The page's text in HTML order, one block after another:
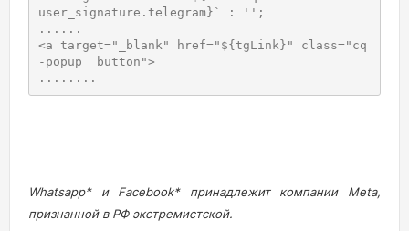
user_signature.telegram}` : '';
......
<a target="_blank" href="${tgLink}" class="cq
-popup__button">
........
Whatsapp* и Facebook* принадлежит компании Meta,
признанной в РФ экстремистской.